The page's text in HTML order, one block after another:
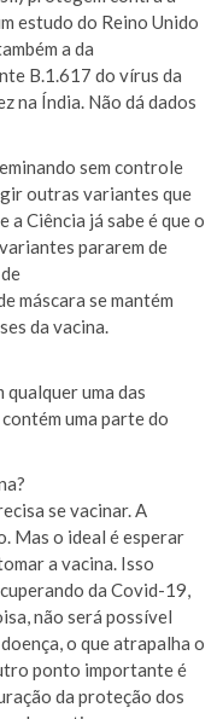
estudo do Reino Unido
a da
B.1.617 do vírus da
na Índia. Não dá dados
sem controle
outras variantes que
a Ciência já sabe é que o
pararem de
máscara se mantém
da vacina.
uma das
uma parte do
se vacinar. A
Mas o ideal é esperar
a vacina. Isso
da Covid-19,
não será possível
o que atrapalha o
ponto importante é
da proteção dos